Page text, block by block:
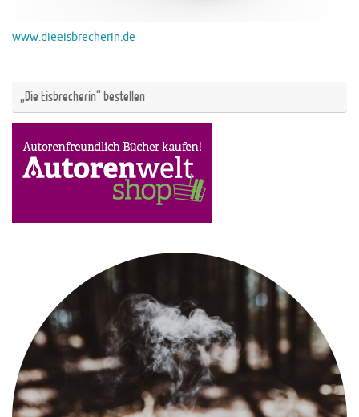
www.dieeisbrecherin.de
„Die Eisbrecherin“ bestellen